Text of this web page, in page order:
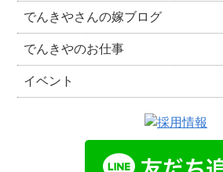
でんきやさんの嫁ブログ
でんきやのお仕事
イベント